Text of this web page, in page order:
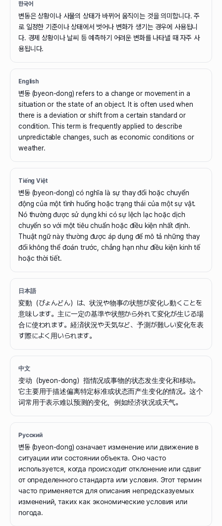
한국어
변동은 상황이나 사물의 상태가 바뀌어 움직이는 것을 의미합니다. 주
로 일정한 기준이나 상태에서 벗어나 변화가 생기는 경우에 사용됩니
다. 경제 상황이나 날씨 등 예측하기 어려운 변화를 나타낼 때 자주 사
용됩니다.
English
변동 (byeon-dong) refers to a change or movement in a
situation or the state of an object. It is often used when
there is a deviation or shift from a certain standard or
condition. This term is frequently applied to describe
unpredictable changes, such as economic conditions or
weather.
Tiếng Việt
변동 (byeon-dong) có nghĩa là sự thay đổi hoặc chuyển
động của một tình huống hoặc trạng thái của một sự vật.
Nó thường được sử dụng khi có sự lệch lạc hoặc dịch
chuyển so với một tiêu chuẩn hoặc điều kiện nhất định.
Thuật ngữ này thường được áp dụng để mô tả những thay
đổi không thể đoán trước, chẳng hạn như điều kiện kinh tế
hoặc thời tiết.
日本語
変動（びょんどん）は、状況や物事の状態が変化し動くことを
意味します。主に一定の基準や状態から外れて変化が生じる場
合に使われます。経済状況や天気など、予測が難しい変化を表
す際によく用いられます。
中文
变动（byeon-dong）指情况或事物的状态发生变化和移动。
它主要用于描述偏离特定标准或状态而产生变化的情况。这个
词常用于表示难以预测的变化，例如经济状况或天气。
Русский
변동 (byeon-dong) означает изменение или движение в
ситуации или состоянии объекта. Оно часто
используется, когда происходит отклонение или сдвиг
от определенного стандарта или условия. Этот термин
часто применяется для описания непредсказуемых
изменений, таких как экономические условия или
погода.